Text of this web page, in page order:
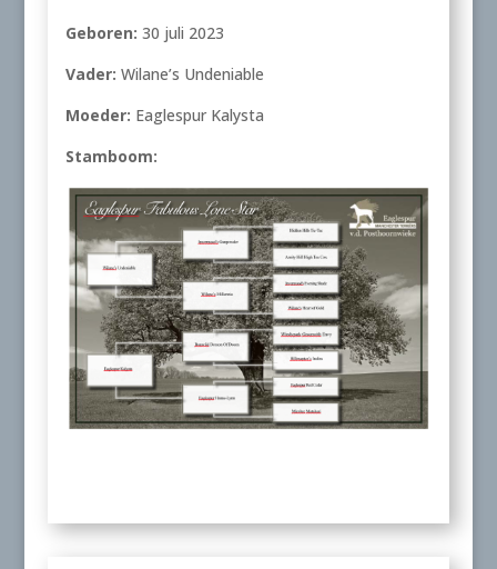
Geboren: 30 juli 2023
Vader: Wilane’s Undeniable
Moeder: Eaglespur Kalysta
Stamboom: